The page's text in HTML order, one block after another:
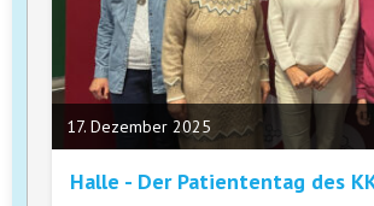
17. Dezember 2025
Halle - Der Patiententag des